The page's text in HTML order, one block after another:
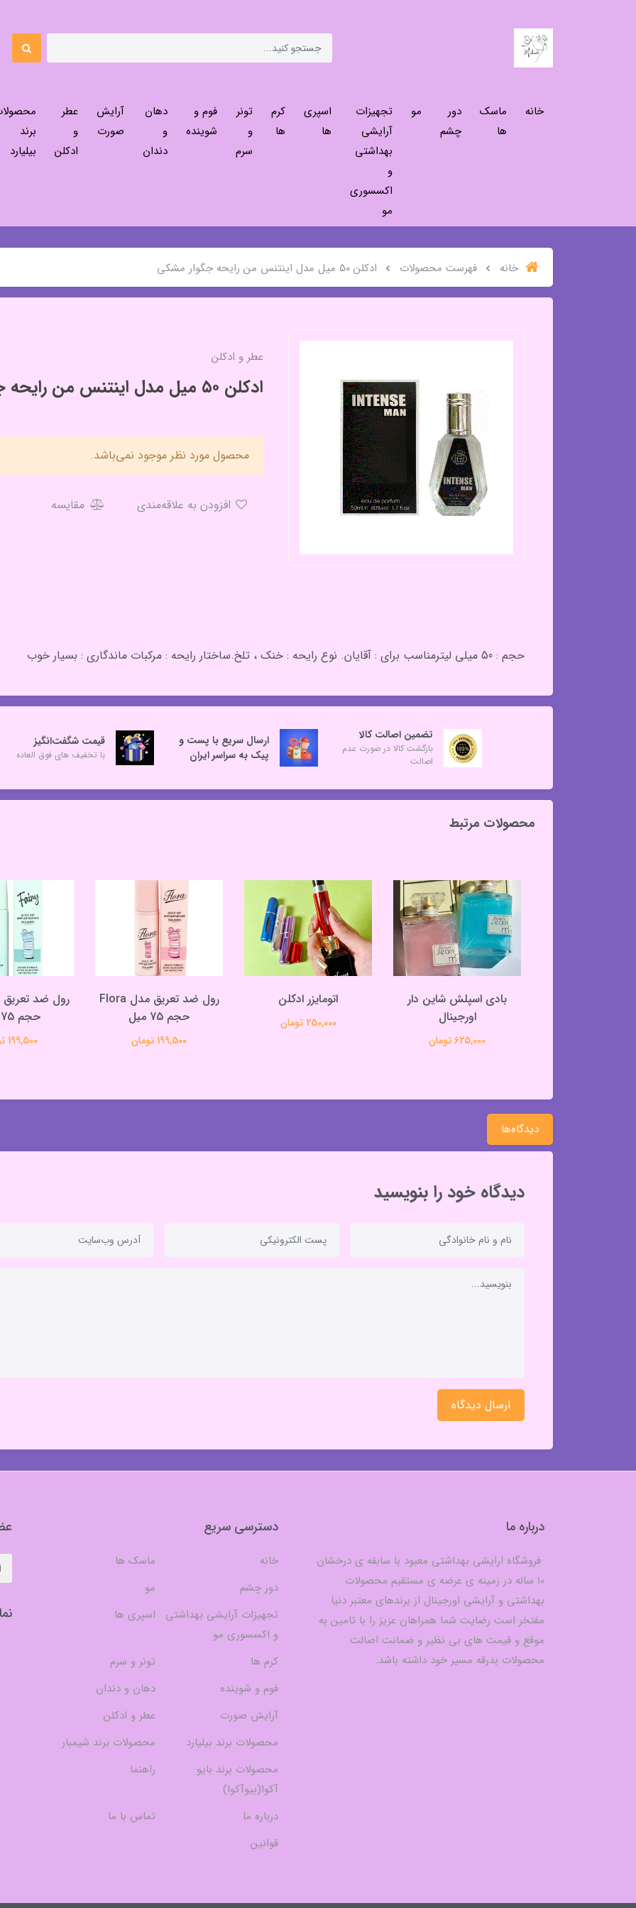
خانه
ماسک
ها
دور
چشم
مو
تجهیزات
آرایشی
بهداشتی
و
اکسسوری
مو
اسپری
ها
کرم
ها
تونر
و
سرم
فوم و
شوینده
دهان
و
دندان
آرایش
صورت
عطر
و
ادکلن
برند
بیلیارد
خانه فهرست محصولات ادکلن ۵۰ میل مدل اینتنس من رایحه جگوار مشکی
عطر و ادکلن
ادکلن ۵۰ میل مدل اینتنس من رایحه جگوار مشکی
محصول مورد نظر موجود نمی‌باشد.
مقایسه
حجم : 50 میلی لیترمناسب برای : آقایان. نوع رایحه : خنک ، تلخ.ساختار رایحه : مرکبات ماندگاری : بسیار خوب
تضمین اصالت کالا
بازگشت کالا در صورت عدم
اصالت
ارسال سریع با پست و
پیک به سراسر ایران
قیمت شگفت‌انگیز
با تخفیف های فوق العاده
محصولات مرتبط
بادی اسپلش شاین دار
اورجینال
625,000 تومان
اتومایزر ادکلن
250,000 تومان
رول ضد تعریق مدل Flora
حجم 75 میل
199,500 تومان
حجم 75 میل
199,500 تومان
دیدگاه‌ها
دیدگاه خود را بنویسید
ارسال دیدگاه
درباره ما
فروشگاه ارایشی بهداشتی معبود با سابقه ی درخشان
10 ساله در زمینه ی عرضه ی مستقیم محصولات
بهداشتی و آرایشی اورجینال از برندهای معتبر دنیا
مفتخر است رضایت شما همراهان عزیز را با تامین به
موقع و قیمت های بی نظیر و ضمانت اصالت
محصولات بدرقه مسیر خود داشته باشد.
دسترسی سریع
خانه
ماسک ها
دور چشم
مو
تجهیزات آرایشی بهداشتی
و اکسسوری مو
اسپری ها
کرم ها
تونر و سرم
فوم و شوینده
دهان و دندان
آرایش صورت
عطر و ادکلن
محصولات برند بیلیارد
محصولات برند شیمبار
محصولات برند بایو
آکوا(بیوآکوا)
راهنما
درباره ما
تماس با ما
قوانین